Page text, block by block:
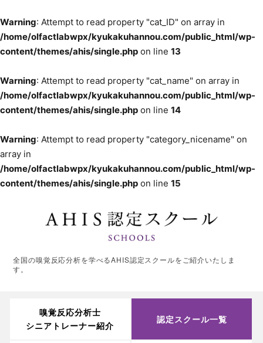
Warning: Attempt to read property "cat_ID" on array in
/home/olfactlabwpx/kyukakuhannou.com/public_html/wp-
content/themes/ahis/single.php on line 13
Warning: Attempt to read property "cat_name" on array in
/home/olfactlabwpx/kyukakuhannou.com/public_html/wp-
content/themes/ahis/single.php on line 14
Warning: Attempt to read property "category_nicename" on
array in
/home/olfactlabwpx/kyukakuhannou.com/public_html/wp-
content/themes/ahis/single.php on line 15
全国の嗅覚反応分析を学べるAHIS認定スクールをご紹介いたしま
す。
嗅覚反応分析士
シニアトレーナー紹介
認定スクール一覧